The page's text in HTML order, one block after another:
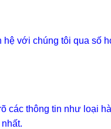
hệ với chúng tôi qua số
các thông tin như loại